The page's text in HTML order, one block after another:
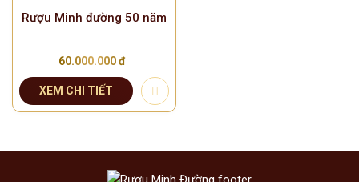
Rượu Minh đường 50 năm
60.000.000 đ
XEM CHI TIẾT